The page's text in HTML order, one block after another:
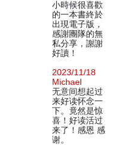
小時候很喜歡
的一本書終於
出現電子版，
感謝團隊的無
私分享，謝謝
好讀！
2023/11/18
Michael
无意间想起过
来好读怀念一
下。竟然是惊
喜！好读活过
来了！感恩 感
谢。